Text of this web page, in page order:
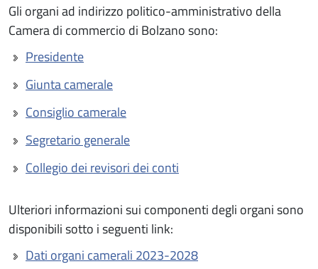
Gli organi ad indirizzo politico-amministrativo della
Camera di commercio di Bolzano sono:
Presidente
Giunta camerale
Consiglio camerale
Segretario generale
Collegio dei revisori dei conti
Ulteriori informazioni sui componenti degli organi sono
disponibili sotto i seguenti link:
Dati organi camerali 2023-2028